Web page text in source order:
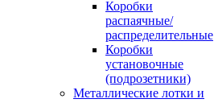
Коробки
распаячные/
распределительные
Коробки
установочные
(подрозетники)
Металлические лотки и